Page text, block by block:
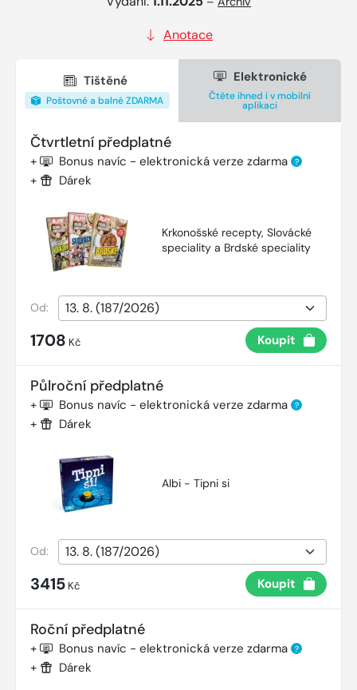
Anotace
Tištěné
Poštovné a balné ZDARMA
Elektronické
Čtěte ihned i v mobilní
aplikaci
Čtvrtletní předplatné
+ Bonus navíc - elektronická verze zdarma ?
+ Dárek
Krkonošské recepty, Slovácké
speciality a Brdské speciality
Od:
1708 Kč Koupit
Půlroční předplatné
+ Bonus navíc - elektronická verze zdarma ?
+ Dárek
Albi - Tipni si
Od:
3415 Kč Koupit
Roční předplatné
+ Bonus navíc - elektronická verze zdarma ?
+ Dárek